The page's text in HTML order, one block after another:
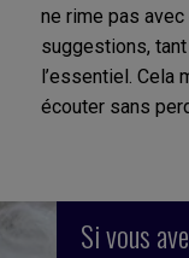
ne rime pas
suggestions,
l’essentiel. Cela
écouter sans
Si vous